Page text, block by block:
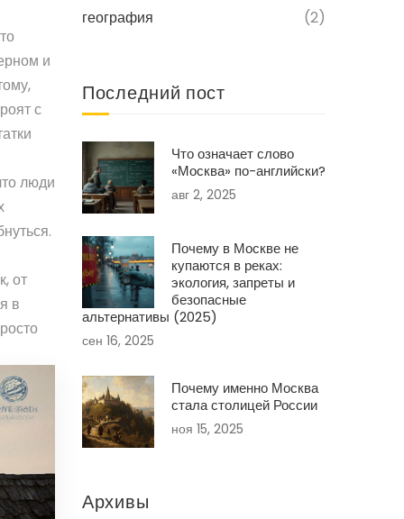
и
с
люди
от
в
география (2)
Последний пост
Что означает слово
«Москва» по-английски?
авг 2, 2025
Почему в Москве не
купаются в реках:
экология, запреты и
безопасные
альтернативы (2025)
сен 16, 2025
Почему именно Москва
стала столицей России
ноя 15, 2025
Архивы